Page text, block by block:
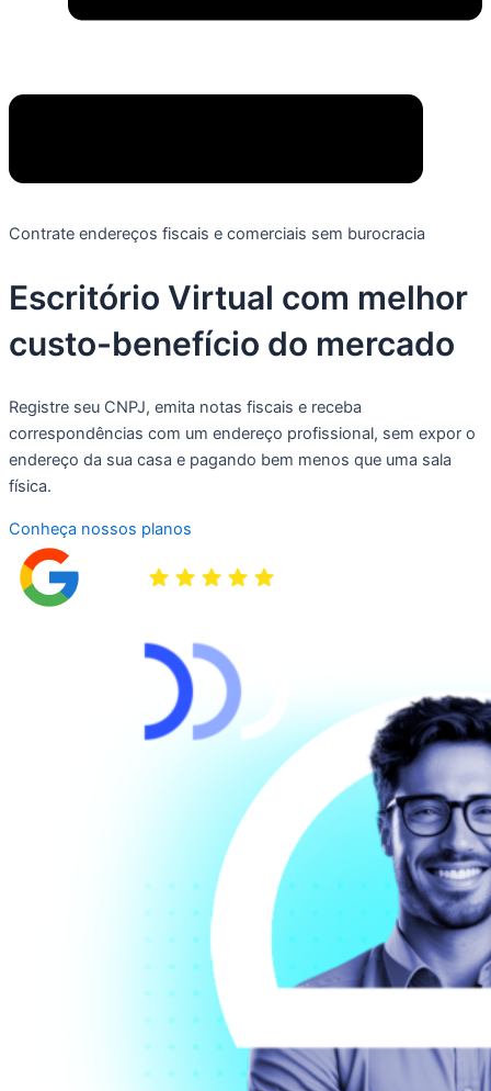
Contrate endereços fiscais e comerciais sem burocracia
Escritório Virtual com melhor
custo-benefício do mercado
Registre seu CNPJ, emita notas fiscais e receba
correspondências com um endereço profissional, sem expor o
endereço da sua casa e pagando bem menos que uma sala
física.
Conheça nossos planos